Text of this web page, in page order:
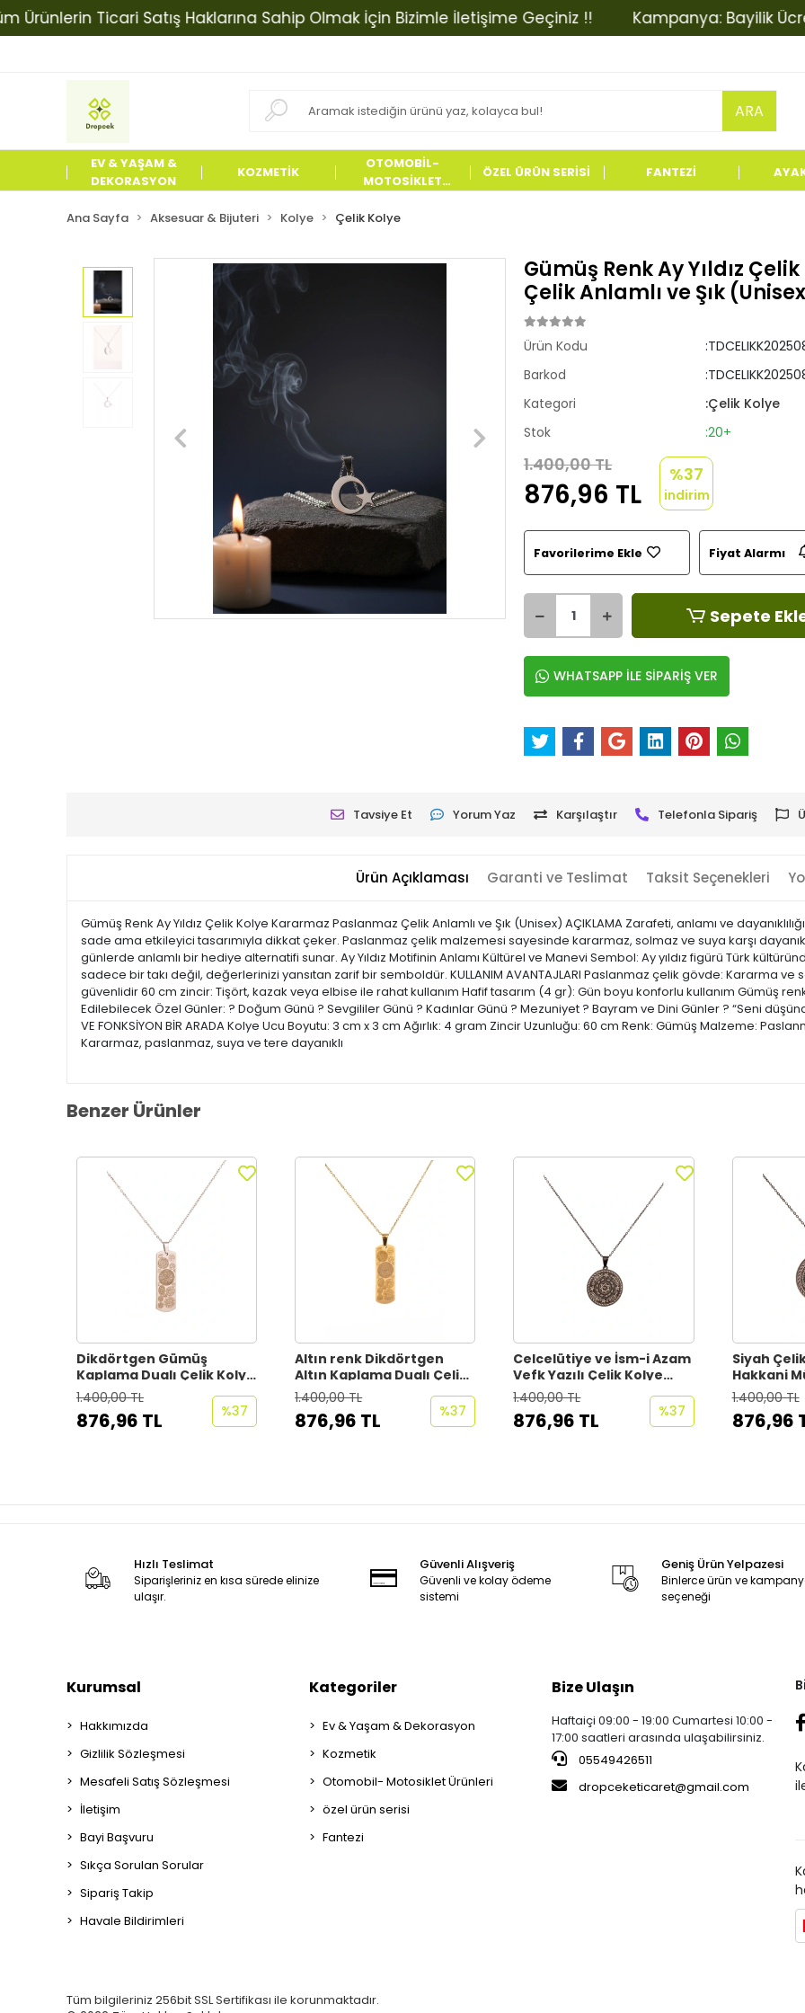
Ticari Satış Haklarına Sahip Olmak İçin Bizimle İletişime Geçiniz !! Kampanya: Bayilik
ARA
EV & YAŞAM &
DEKORASYON
KOZMETİK
OTOMOBİL-
MOTOSİKLET
ÖZEL ÜRÜN SERİSİ FANTEZİ
Ana Sayfa Aksesuar & Bijuteri Kolye Çelik Kolye
Gümüş Renk Ay Yıldız
Çelik Anlamlı ve Şık
Ürün Kodu
Barkod
Kategori
:Çelik Kolye
Stok
:20+
1.400,00 TL
876,96 TL
%37
indirim
Favorilerime Ekle Fiyat Alarmı
Sepete
WHATSAPP İLE SİPARİŞ VER
Tavsiye Et Yorum Yaz Karşılaştır Telefonla Sipariş
Ürün Açıklaması Garanti ve Teslimat Taksit Seçenekleri
Gümüş Renk Ay Yıldız Çelik Kolye Kararmaz Paslanmaz Çelik Anlamlı ve Şık (Unisex) AÇIKLAMA Zarafeti, anlamı ve
sade ama etkileyici tasarımıyla dikkat çeker. Paslanmaz çelik malzemesi sayesinde kararmaz, solmaz ve suya karşı
günlerde anlamlı bir hediye alternatifi sunar. Ay Yıldız Motifinin Anlamı Kültürel ve Manevi Sembol: Ay yıldız figürü Türk
sadece bir takı değil, değerlerinizi yansıtan zarif bir semboldür. KULLANIM AVANTAJLARI Paslanmaz çelik gövde: Kararma
güvenlidir 60 cm zincir: Tişört, kazak veya elbise ile rahat kullanım Hafif tasarım (4 gr): Gün boyu konforlu kullanım Gümüş
Edilebilecek Özel Günler: ? Doğum Günü ? Sevgililer Günü ? Kadınlar Günü ? Mezuniyet ? Bayram ve Dini Günler ? “Seni
VE FONKSİYON BİR ARADA Kolye Ucu Boyutu: 3 cm x 3 cm Ağırlık: 4 gram Zincir Uzunluğu: 60 cm Renk: Gümüş Malzeme:
Kararmaz, paslanmaz, suya ve tere dayanıklı
Benzer Ürünler
Dikdörtgen Gümüş
Kaplama Dualı Çelik Kolye
Çelik Zincirli kararmaz
paslanmaz silinmez
1.400,00 TL
876,96 TL %37
Altın renk Dikdörtgen
Altın Kaplama Dualı Çelik
Kolye Çelik Zincirli
kararmaz paslanmaz
silinmez
1.400,00 TL
876,96 TL %37
Celcelütiye ve İsm-i Azam
Vefk Yazılı Çelik Kolye
Titanyum Renk
Paslanmaz Zincir (Unisex)
1.400,00 TL
876,96 TL %37
Siyah
Hakkani
Kolye
Kararmaz
1.400,00 TL
876,96
Hızlı Teslimat
Siparişleriniz en kısa sürede elinize
ulaşır.
Güvenli Alışveriş
Güvenli ve kolay ödeme
sistemi
Geniş Ürün Yelpazesi
Binlerce ürün ve
seçeneği
Kurumsal
Hakkımızda
Gizlilik Sözleşmesi
Mesafeli Satış Sözleşmesi
İletişim
Bayi Başvuru
Sıkça Sorulan Sorular
Sipariş Takip
Havale Bildirimleri
Kategoriler
Ev & Yaşam & Dekorasyon
Kozmetik
Otomobil- Motosiklet Ürünleri
özel ürün serisi
Fantezi
Bize Ulaşın
Haftaiçi 09:00 - 19:00 Cumartesi 10:00 -
17:00 saatleri arasında ulaşabilirsiniz.
05549426511
dropceketicaret@gmail.com
Tüm bilgileriniz 256bit SSL Sertifikası ile korunmaktadır.